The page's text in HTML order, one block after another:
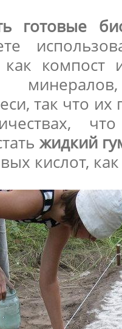
готовые
как компост
так что их
жидкий
кислот,